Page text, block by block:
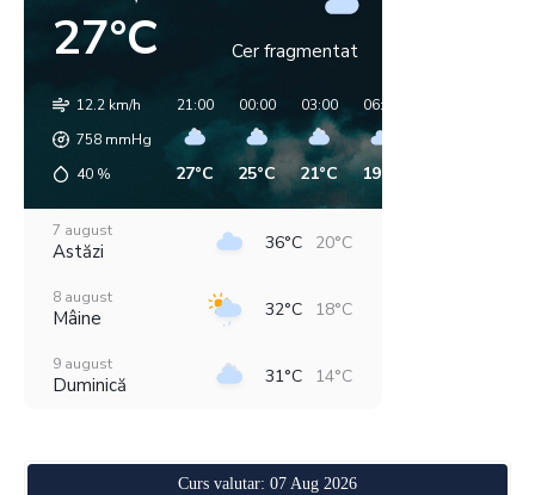
27°C Cer fragmentat
12.2 km/h
758 mmHg
40 %
21:00
27°C
00:00
25°C
03:00
21°C
06:00
19°C
7 august
Astăzi 36°C 20°C
8 august
Mâine 32°C 18°C
9 august
Duminică 31°C 14°C
Curs valutar: 07 Aug 2026